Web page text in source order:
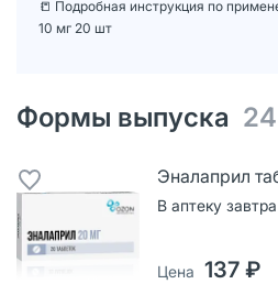
📒 Подробная инструкция по
10 мг 20 шт
Формы выпуска 24
Эналаприл
В аптеку
Цена 137 ₽